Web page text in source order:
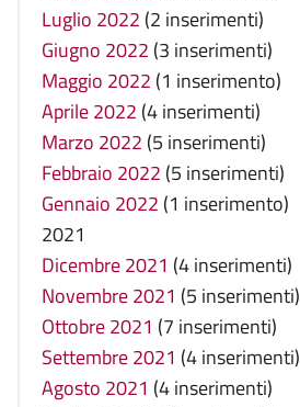
Luglio 2022 (2 inserimenti)
Giugno 2022 (3 inserimenti)
Maggio 2022 (1 inserimento)
Aprile 2022 (4 inserimenti)
Marzo 2022 (5 inserimenti)
Febbraio 2022 (5 inserimenti)
Gennaio 2022 (1 inserimento)
2021
Dicembre 2021 (4 inserimenti)
Novembre 2021 (5 inserimenti)
Ottobre 2021 (7 inserimenti)
Settembre 2021 (4 inserimenti)
Agosto 2021 (4 inserimenti)